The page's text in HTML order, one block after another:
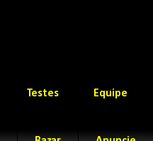
Testes Equipe